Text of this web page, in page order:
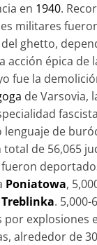
en 1940.
militares
del ghetto,
acción épica de
fue la
de Varsovia,
de
de 56,065
Poniatowa,
Treblinka. 5,000-
explosiones
alrededor de